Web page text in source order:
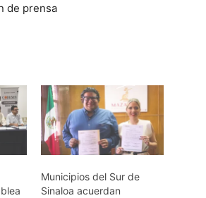
de prensa
Municipios del Sur de
Sinaloa acuerdan